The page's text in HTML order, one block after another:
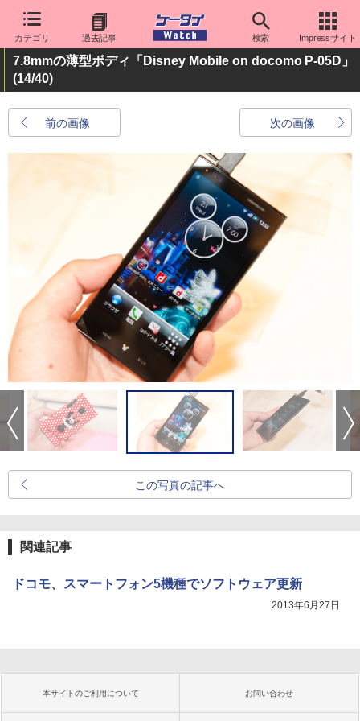
カテゴリ 過去記事 検索 Impressサイト
7.8mmの薄型ボディ「Disney Mobile on docomo P-05D」
(14/40)
前の画像 次の画像
この写真の記事へ
関連記事
ドコモ、スマートフォン5機種でソフトウェア更新
2013年6月27日
本サイトのご利用について お問い合わせ